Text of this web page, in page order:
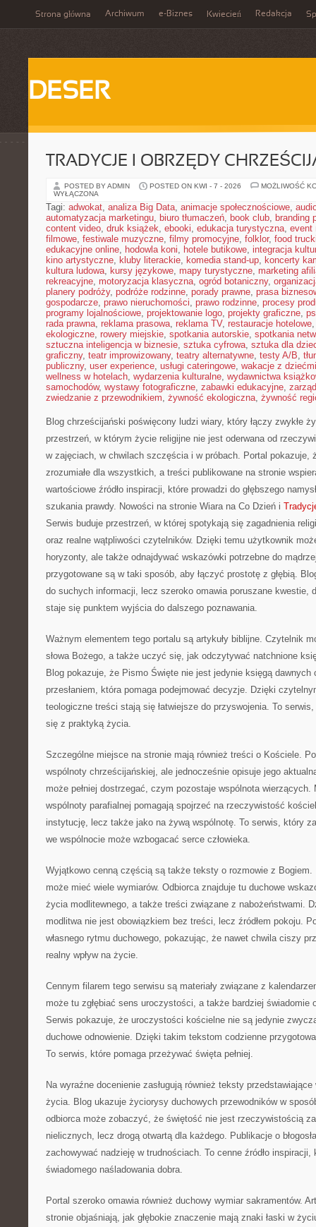
Strona główna Archiwum e-Biznes Kwiecień Redakcja
DESER
TRADYCJE I OBRZĘDY
POSTED BY ADMIN POSTED ON KWI - 7 - 2026
MOŻLIWOŚĆ
WYŁĄCZONA
Tagi: adwokat, analiza Big Data, animacje społecznościowe,
automatyzacja marketingu, biuro tłumaczeń, book club, branding
content video, druk książek, ebooki, edukacja turystyczna, event
filmowe, festiwale muzyczne, filmy promocyjne, folklor, food
edukacyjne online, hodowla koni, hotele butikowe, integracja
kino artystyczne, kluby literackie, komedia stand-up, koncerty
kultura ludowa, kursy językowe, mapy turystyczne, marketing
rekreacyjne, motoryzacja klasyczna, ogród botaniczny,
planery podróży, podróże rodzinne, porady prawne, prasa
gospodarcze, prawo nieruchomości, prawo rodzinne, procesy
programy lojalnościowe, projektowanie logo, projekty graficzne,
rada prawna, reklama prasowa, reklama TV, restauracje hotelowe
ekologiczne, rowery miejskie, spotkania autorskie, spotkania
sztuczna inteligencja w biznesie, sztuka cyfrowa, sztuka dla
graficzny, teatr improwizowany, teatry alternatywne, testy A/B,
publiczny, user experience, usługi cateringowe, wakacje z dziećmi
wellness w hotelach, wydarzenia kulturalne, wydawnictwa
samochodów, wystawy fotograficzne, zabawki edukacyjne,
zwiedzanie z przewodnikiem, żywność ekologiczna, żywność
Blog chrześcijański poświęcony ludzi wiary, który łączy zwykłe
przestrzeń, w którym życie religijne nie jest oderwana od
w zajęciach, w chwilach szczęścia i w próbach. Portal pokazuje,
zrozumiałe dla wszystkich, a treści publikowane na stronie
wartościowe źródło inspiracji, które prowadzi do głębszego
szukania prawdy. Nowości na stronie Wiara na Co Dzień i
Serwis buduje przestrzeń, w której spotykają się zagadnienia
oraz realne wątpliwości czytelników. Dzięki temu użytkownik
horyzonty, ale także odnajdywać wskazówki potrzebne do
przygotowane są w taki sposób, aby łączyć prostotę z głębią.
do suchych informacji, lecz szeroko omawia poruszane kwestie,
staje się punktem wyjścia do dalszego poznawania.
Ważnym elementem tego portalu są artykuły biblijne. Czytelnik
słowa Bożego, a także uczyć się, jak odczytywać natchnione
Blog pokazuje, że Pismo Święte nie jest jedynie księgą dawnych
przesłaniem, która pomaga podejmować decyzje. Dzięki
teologiczne treści stają się łatwiejsze do przyswojenia. To
się z praktyką życia.
Szczególne miejsce na stronie mają również treści o Kościele.
wspólnoty chrześcijańskiej, ale jednocześnie opisuje jego
może pełniej dostrzegać, czym pozostaje wspólnota wierzących.
wspólnoty parafialnej pomagają spojrzeć na rzeczywistość
instytucję, lecz także jako na żywą wspólnotę. To serwis, który
we wspólnocie może wzbogacać serce człowieka.
Wyjątkowo cenną częścią są także teksty o rozmowie z
może mieć wiele wymiarów. Odbiorca znajduje tu duchowe
życia modlitewnego, a także treści związane z nabożeństwami.
modlitwa nie jest obowiązkiem bez treści, lecz źródłem pokoju.
własnego rytmu duchowego, pokazując, że nawet chwila ciszy
realny wpływ na życie.
Cennym filarem tego serwisu są materiały związane z
może tu zgłębiać sens uroczystości, a także bardziej świadomie
Serwis pokazuje, że uroczystości kościelne nie są jedynie
duchowe odnowienie. Dzięki takim tekstom codzienne
To serwis, które pomaga przeżywać święta pełniej.
Na wyraźne docenienie zasługują również teksty
życia. Blog ukazuje życiorysy duchowych przewodników w
odbiorca może zobaczyć, że świętość nie jest rzeczywistością
nielicznych, lecz drogą otwartą dla każdego. Publikacje o
zachowywać nadzieję w trudnościach. To cenne źródło
świadomego naśladowania dobra.
Portal szeroko omawia również duchowy wymiar sakramentów.
stronie objaśniają, jak głębokie znaczenie mają znaki łaski w